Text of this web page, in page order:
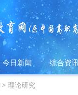
今日新闻 综合资
> 理论研究